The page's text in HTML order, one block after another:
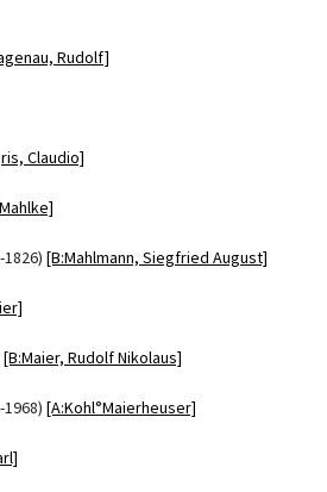
Rudolf]
Claudio]
[B:Mahlmann, Siegfried August]
[B:Maier, Rudolf Nikolaus]
[A:Kohl°Maierheuser]